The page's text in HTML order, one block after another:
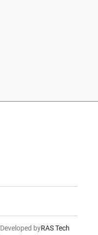
Developed byRAS Tech